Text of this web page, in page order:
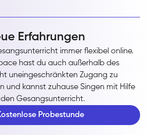
Erfahrungen
immer flexibel online.
hast du auch außerhalb des
uneingeschränkten Zugang zu
und kannst zuhause Singen mit Hilfe
Gesangsunterricht.
Probestunde